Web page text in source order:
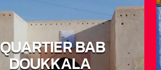
QUARTIER BAB
DOUKKALA